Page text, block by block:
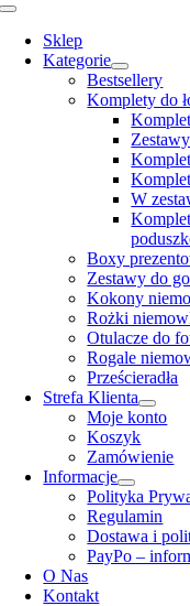
Toggle
Navigation
Sklep
Kategorie
Bestsellery
Komplety do
W
Boxy
Zestawy do
Kokony
Rożki
Otulacze do
Rogale
Prześcieradła
Strefa Klienta
Moje konto
Koszyk
Zamówienie
Informacje
Polityka
Regulamin
Dostawa i
PayPo –
O Nas
Kontakt